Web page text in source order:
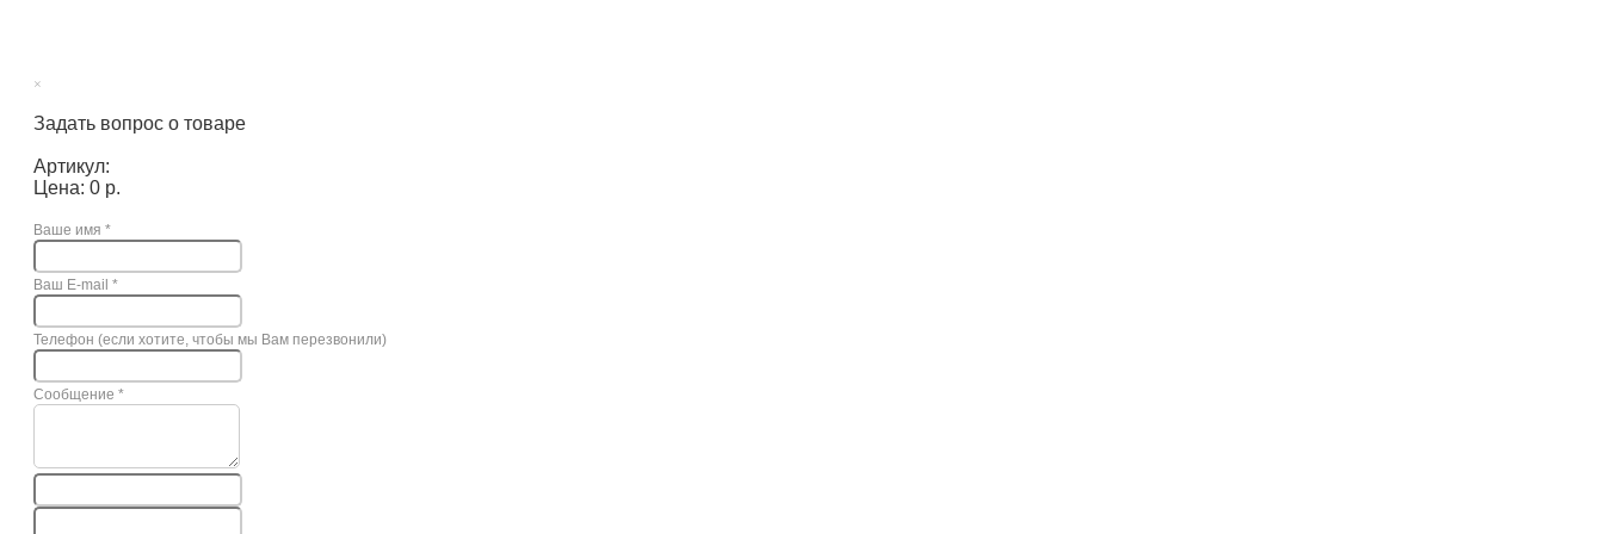
×
Задать вопрос о товаре
Артикул:
Цена: 0 р.
Ваше имя *
Ваш E-mail *
Телефон (если хотите, чтобы мы Вам перезвонили)
Сообщение *